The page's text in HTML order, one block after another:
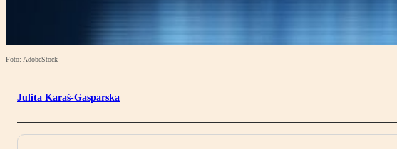
Foto: AdobeStock
Julita Karaś-Gasparska